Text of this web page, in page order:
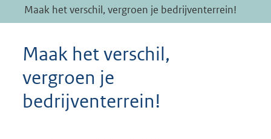
Maak het verschil, vergroen je bedrijventerrein!
Maak het verschil,
vergroen je
bedrijventerrein!